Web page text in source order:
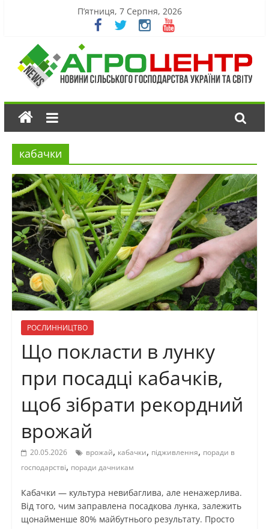
П’ятниця, 7 Серпня, 2026
кабачки
РОСЛИННИЦТВО
Що покласти в лунку
при посадці кабачків,
щоб зібрати рекордний
врожай
20.05.2026 врожай, кабачки, підживлення, поради в
господарстві, поради дачникам
Кабачки — культура невибаглива, але ненажерлива.
Від того, чим заправлена посадкова лунка, залежить
щонайменше 80% майбутнього результату. Просто